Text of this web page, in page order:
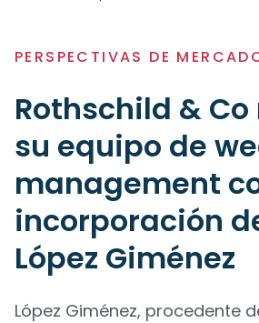
PERSPECTIVAS DE
Rothschild &
su equipo de
management
incorporación
López Giménez
López Giménez, procedente